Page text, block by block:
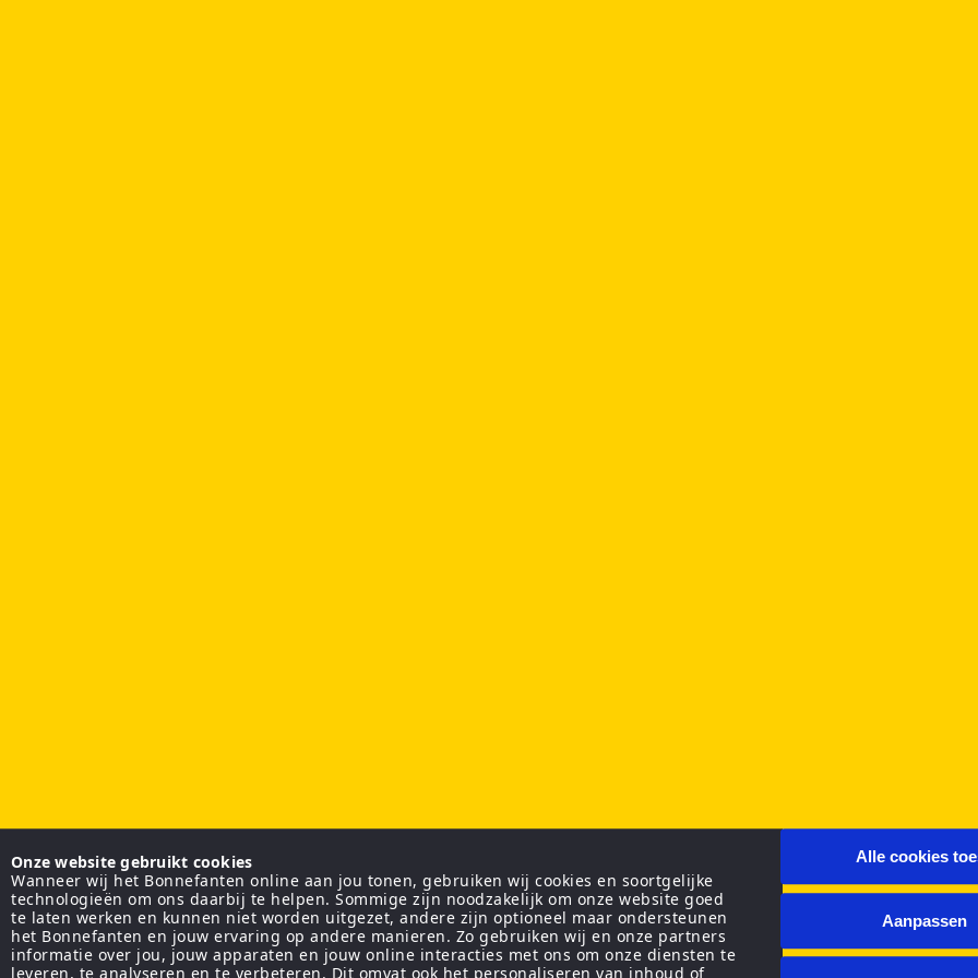
Onze website gebruikt cookies
Wanneer wij het Bonnefanten online aan jou tonen, gebruiken wij cookies en soortgelijke
technologieën om ons daarbij te helpen. Sommige zijn noodzakelijk om onze website goed
te laten werken en kunnen niet worden uitgezet, andere zijn optioneel maar ondersteunen
het Bonnefanten en jouw ervaring op andere manieren. Zo gebruiken wij en onze partners
informatie over jou, jouw apparaten en jouw online interacties met ons om onze diensten te
leveren, te analyseren en te verbeteren. Dit omvat ook het personaliseren van inhoud of
Alle cookies
Aanpassen